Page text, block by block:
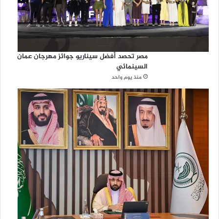
مصر تحصد أفضل سيناريو جوائز مهرجان عمان
السينمائي
منذ يوم واحد